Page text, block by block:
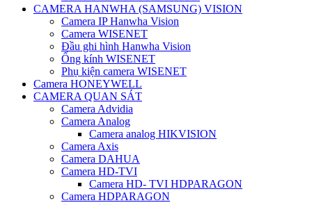
CAMERA HANWHA (SAMSUNG) VISION
Camera IP Hanwha Vision
Camera WISENET
Đầu ghi hình Hanwha Vision
Ống kính WISENET
Phụ kiện camera WISENET
Camera HONEYWELL
CAMERA QUAN SÁT
Camera Advidia
Camera Analog
Camera analog HIKVISION
Camera Axis
Camera DAHUA
Camera HD-TVI
Camera HD- TVI HDPARAGON
Camera HDPARAGON